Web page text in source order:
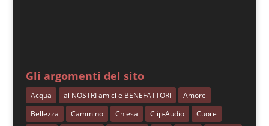
Gli argomenti del sito
Acqua ai NOSTRI amici e BENEFATTORI
Amore
Bellezza
Cammino Chiesa Clip-Audio
Cuore